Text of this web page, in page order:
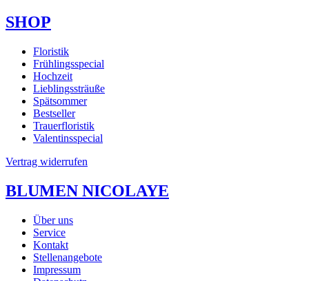
SHOP
Floristik
Frühlingsspecial
Hochzeit
Lieblingssträuße
Spätsommer
Bestseller
Trauerfloristik
Valentinsspecial
Vertrag widerrufen
BLUMEN NICOLAYE
Über uns
Service
Kontakt
Stellenangebote
Impressum